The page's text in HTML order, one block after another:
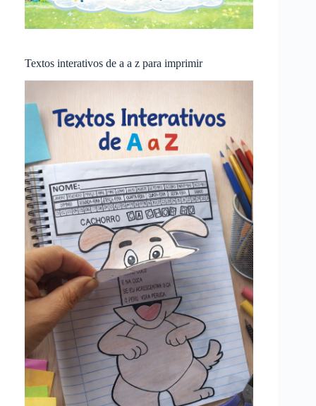
Textos interativos de a a z para imprimir